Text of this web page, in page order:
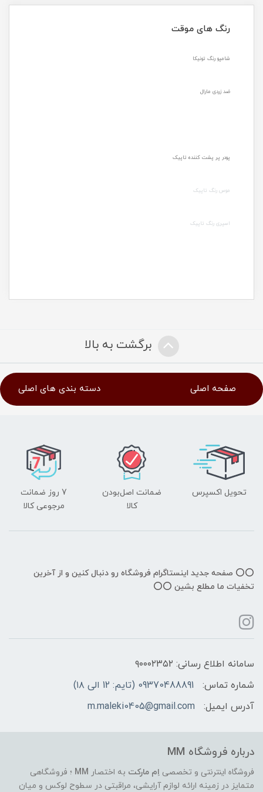
رنگ های موقت
شامپو رنگ تونیکا
ضد زردی مارال
پودر پر پشت کننده تاپیک
موس رنگ تاپیک
اسپری رنگ تاپیک
برگشت به بالا
صفحه اصلی دسته بندی های اصلی
تحویل اکسپرس
ضمانت اصل‌بودن
کالا
7 روز ضمانت
مرجوعی کالا
⭕️⭕️ صفحه جدید اینستاگرام فروشگاه رو دنبال کنین و از آخرین
تخفیات ما مطلع بشین ⭕️⭕️
سامانه اطلاع رسانی: ۹۰۰۰۲۳۵۲
شماره تماس:
09370488891 (تایم: 12 الی ۱۸)
آدرس ایمیل:
m.maleki0405@gmail.com
درباره فروشگاه MM
فروشگاه اینترنتی و تخصصی اِم مارکت به اختصار MM ؛ فروشگاهی
متمایز در زمینه ارائه لوازم آرایشی، مراقبتی در سطوح لوکس و میان